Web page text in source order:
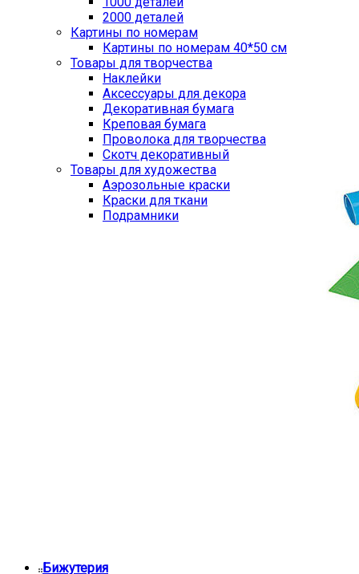
2000 деталей
Картины по номерам
Картины по номерам 40*50 см
Товары для творчества
Наклейки
Аксессуары для декора
Декоративная бумага
Креповая бумага
Проволока для творчества
Скотч декоративный
Товары для художества
Аэрозольные краски
Краски для ткани
Подрамники
Бижутерия